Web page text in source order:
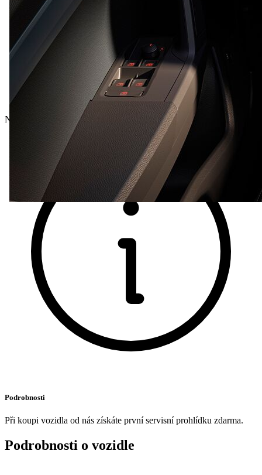
Nový vůz
Podrobnosti
Při koupi vozidla od nás získáte první servisní prohlídku zdarma.
Podrobnosti o vozidle